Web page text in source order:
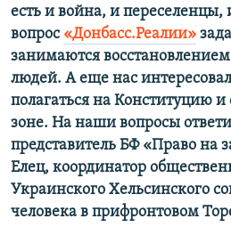
есть и война, и переселенцы,
вопрос «Донбасс.Реалии»
занимаются
людей. А еще нас
полагаться на Конституцию
зоне. На наши вопросы
представитель БФ «Право на
Елец, координатор
Украинского Хельсинского
человека в прифронтовом